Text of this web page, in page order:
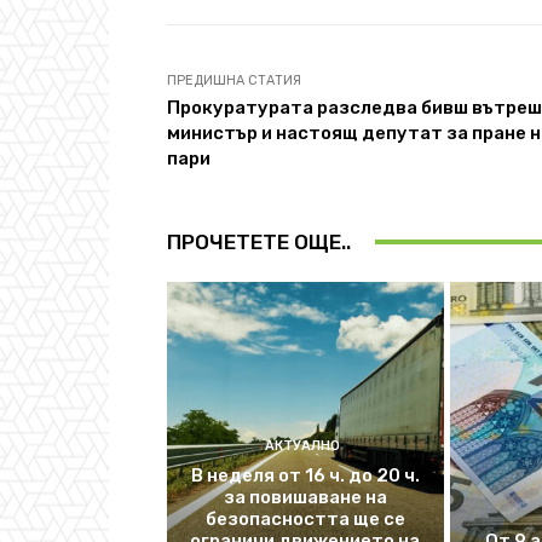
ПРЕДИШНА СТАТИЯ
Прокуратурата разследва бивш
министър и настоящ депутат за пране
пари
ПРОЧЕТЕТЕ ОЩЕ..
АКТУАЛНО
В неделя от 16 ч. до 20 ч.
за повишаване на
безопасността ще се